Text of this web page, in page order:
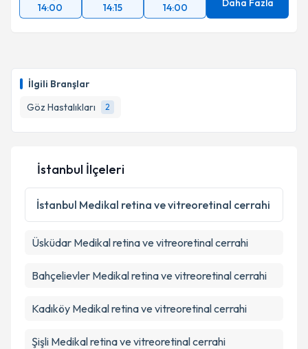
İlgili Branşlar
Göz Hastalıkları
2
14:00 14:15 14:00 Daha Fazla
İstanbul İlçeleri
İstanbul Medikal retina ve vitreoretinal cerrahi
Üsküdar Medikal retina ve vitreoretinal cerrahi
Bahçelievler Medikal retina ve vitreoretinal cerrahi
Kadıköy Medikal retina ve vitreoretinal cerrahi
Şişli Medikal retina ve vitreoretinal cerrahi